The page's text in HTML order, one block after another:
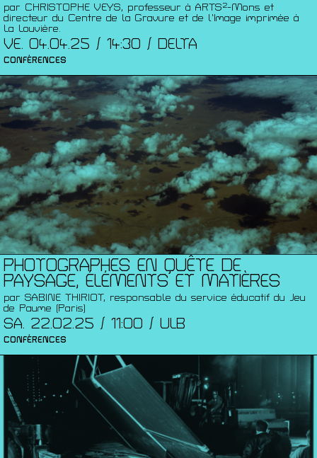
par CHRISTOPHE VEYS, professeur à ARTS²-Mons et
directeur du Centre de la Gravure et de l’Image imprimée à
La Louvière.
VE. 04.04.25 / 14:30 / DELTA
CONFÉRENCES
PHOTOGRAPHES EN QUÊTE DE
PAYSAGE, ÉLÉMENTS ET MATIÈRES
par SABINE THIRIOT, responsable du service éducatif du Jeu
de Paume (Paris)
SA. 22.02.25 / 11:00 / ULB
CONFÉRENCES